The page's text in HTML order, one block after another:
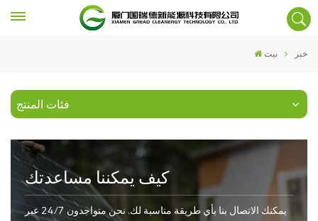
بيت خبر
فئات المنتج
كيف يمكننا مساعدتك
يمكنك الاتصال بنا بأي طريقة مناسبة لك. نحن متواجدون 24/7 عبر